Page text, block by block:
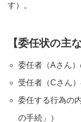
す）。
【委任状の主
委任者（Aさん
受任者（Cさん
委任する行為の
の手続」）